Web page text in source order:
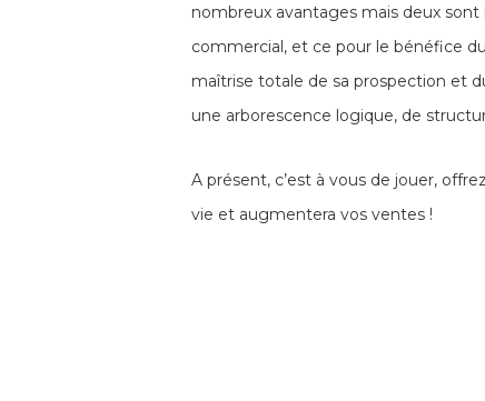
nombreux avantages mais deux sont
commercial, et ce pour le bénéfice
maîtrise totale de sa prospection et
une arborescence logique, de
A présent, c’est à vous de jouer,
vie et augmentera vos ventes !